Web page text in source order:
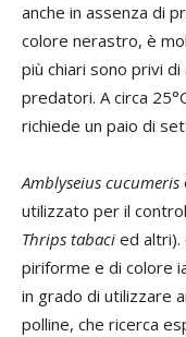
anche in assenza di
colore nerastro, è
più chiari sono privi
predatori. A circa
richiede un paio di
Amblyseius cucumeris
utilizzato per il
Thrips tabaci ed
piriforme e di colore
in grado di utilizzare
polline, che ricerca